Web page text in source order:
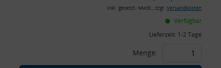
inkl. gesetzl. MwSt., zzgl. Versandkosten
Verfügbar
Lieferzeit: 1-2 Tage
Menge: